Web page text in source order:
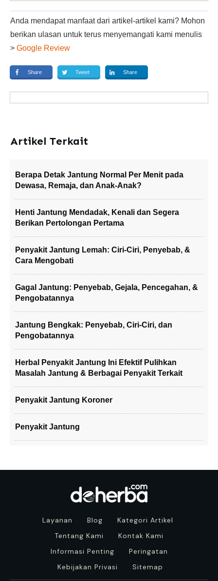
Anda mendapat manfaat dari artikel-artikel kami? Mohon
berikan ulasan untuk terus menyemangati kami menulis
> Google Review
Share Tweet Share
Artikel Terkait
Berapa Detak Jantung Normal Per Menit pada
Dewasa, Remaja, dan Anak-Anak?
Henti Jantung Mendadak, Kenali dan Segera
Berikan Pertolongan Pertama
Penyakit Jantung Lemah: Ciri-Ciri, Penyebab, &
Cara Mengobati
Gagal Jantung: Penyebab, Gejala, Pencegahan, &
Pengobatannya
Jantung Bengkak: Penyebab, Ciri-Ciri, dan
Pengobatannya
Herbal Penyakit Jantung Ini Efektif Pulihkan
Masalah Jantung & Berbagai Penyakit Terkait
Penyakit Jantung Koroner
Penyakit Jantung
Layanan Blog
Kategori Artikel
Tentang Kami
Kontak Kami
Informasi Penting
Peringatan
Kebijakan Privasi
Sitemap